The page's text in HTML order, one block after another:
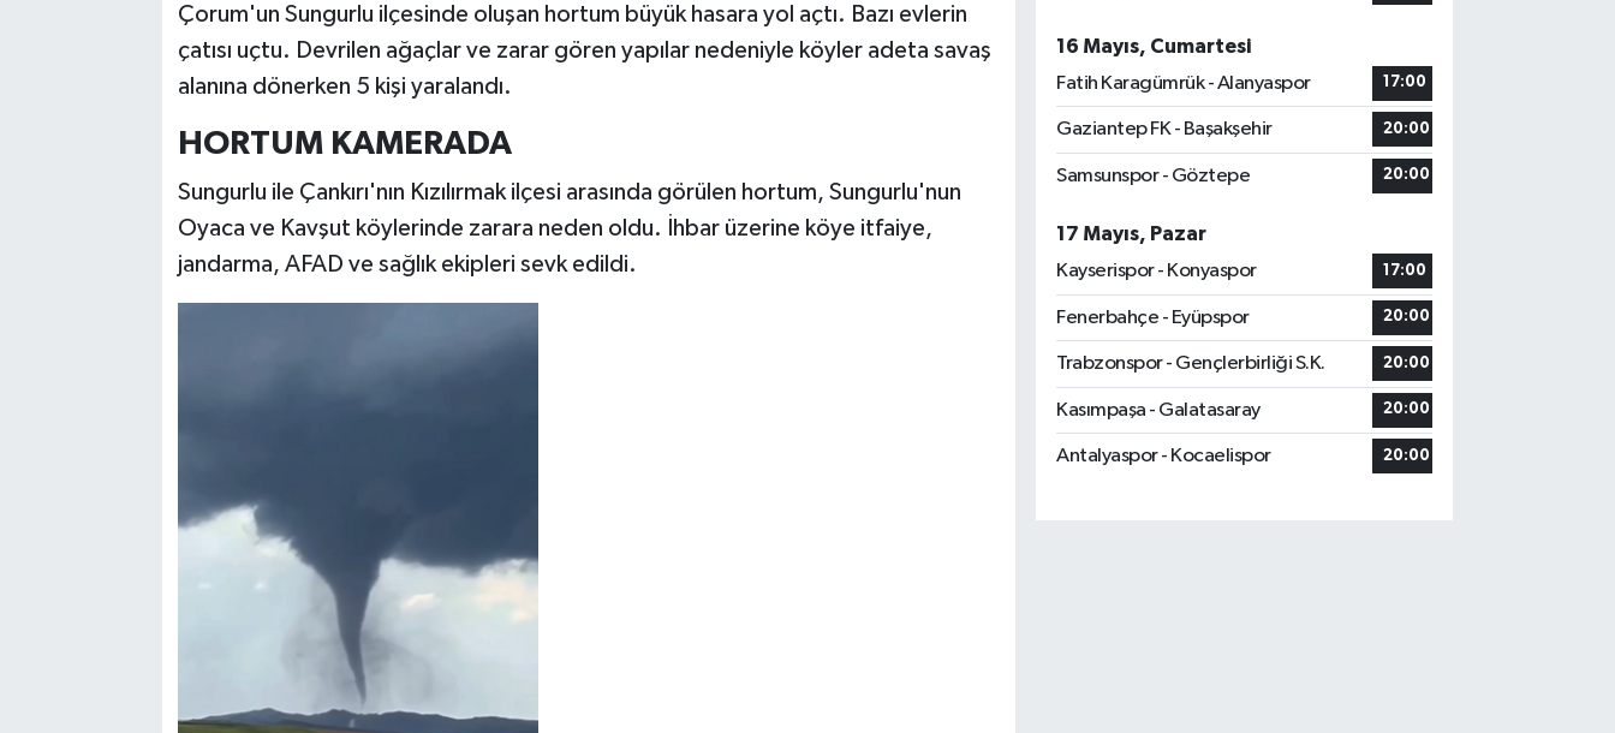
Çorum'un Sungurlu ilçesinde oluşan hortum büyük hasara yol açtı. Bazı evlerin
çatısı uçtu. Devrilen ağaçlar ve zarar gören yapılar nedeniyle köyler adeta savaş
alanına dönerken 5 kişi yaralandı.
HORTUM KAMERADA
Sungurlu ile Çankırı'nın Kızılırmak ilçesi arasında görülen hortum, Sungurlu'nun
Oyaca ve Kavşut köylerinde zarara neden oldu. İhbar üzerine köye itfaiye,
jandarma, AFAD ve sağlık ekipleri sevk edildi.
16 Mayıs, Cumartesi
Fatih Karagümrük - Alanyaspor
17:00
Gaziantep FK - Başakşehir 20:00
Samsunspor - Göztepe 20:00
17 Mayıs, Pazar
Kayserispor - Konyaspor
17:00
Fenerbahçe - Eyüpspor 20:00
Trabzonspor - Gençlerbirliği S.K. 20:00
Kasımpaşa - Galatasaray 20:00
Antalyaspor - Kocaelispor 20:00